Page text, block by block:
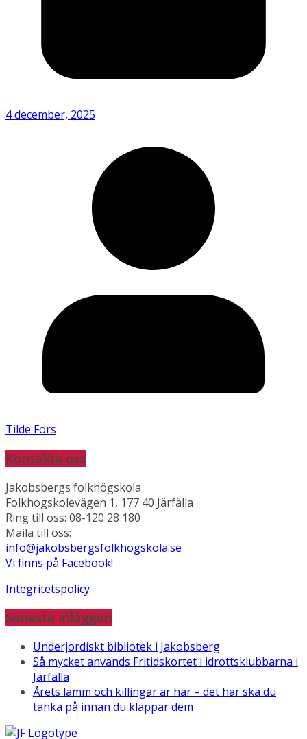
4 december, 2025
Tilde Fors
Kontakta oss
Jakobsbergs folkhögskola
Folkhögskolevägen 1, 177 40 Järfälla
Ring till oss: 08-120 28 180
Maila till oss:
info@jakobsbergsfolkhogskola.se
Vi finns på Facebook!
Integritetspolicy
Senaste inläggen
Underjordiskt bibliotek i Jakobsberg
Så mycket används Fritidskortet i idrottsklubbarna i
Järfälla
Årets lamm och killingar är här – det här ska du
tänka på innan du klappar dem